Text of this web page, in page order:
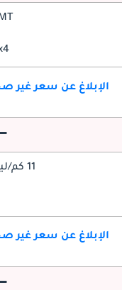
الإبلاغ عن سعر غير
11 كم/ليتر
الإبلاغ عن سعر غير